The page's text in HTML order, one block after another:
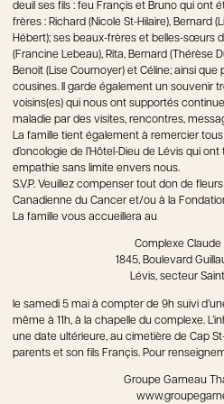
deuil ses fils : feu Françis et Bruno qui ont
frères : Richard (Nicole St-Hilaire), Bernard
Hébert); ses beaux-frères et belles-sœurs
(Francine Lebeau), Rita, Bernard (Thérèse
Benoit (Lise Cournoyer) et Céline; ainsi
cousines. Il garde également un souvenir
voisins(es) qui nous ont supportés
maladie par des visites, rencontres,
La famille tient également à remercier
d’oncologie de l’Hôtel-Dieu de Lévis qui
empathie sans limite envers nous.
S.V.P. Veuillez compenser tout don de
Canadienne du Cancer et/ou à la
La famille vous accueillera au
Complexe
1845, Boulevard
Lévis, secteur
le samedi 5 mai à compter de 9h suivi
même à 11h, à la chapelle du complexe.
une date ultérieure, au cimetière de Cap
parents et son fils Françis. Pour
Groupe Garneau